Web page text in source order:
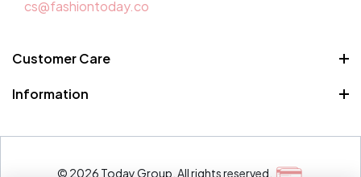
cs@fashiontoday.co
Customer Care
Kontak
Information
© 2026 Today Group. All rights reserved.